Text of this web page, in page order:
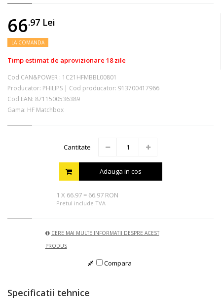
66.97 Lei
LA COMANDA
Timp estimat de aprovizionare 18 zile
Cod CAN&POWER : 1C21HFMBBL00801
Producator: PHILIPS | Cod producator: 913700417966
Cod EAN: 8711500536389
Gama: HF Matchbox
Cantitate
Adauga in cos
1 X 66.97 = 66.97 RON
Pretul include TVA
CERE MAI MULTE INFORMATII DESPRE ACEST
PRODUS
Compara
Specificatii tehnice